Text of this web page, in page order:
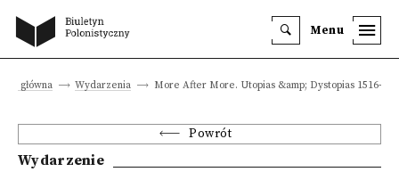
Menu
główna Wydarzenia More After More. Utopias &amp; Dystopias 1516-
Powrót
Wydarzenie